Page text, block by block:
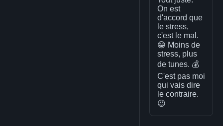
On est
d'accord que
le stress,
c'est le mal.
😁 Moins de
stress, plus
de tunes. 💰
C'est pas moi
qui vais dire
le contraire.
😉